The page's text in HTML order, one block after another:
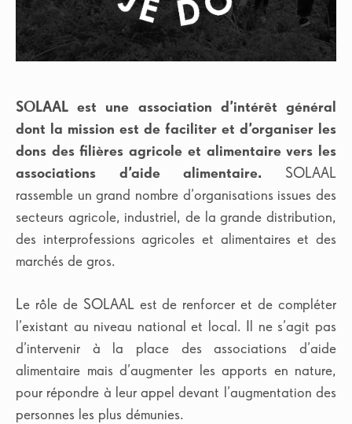
Japan Malaysia
Russia South Africa
Spain Turkey
United Kingdom
SOLAAL est une association d’intérêt général
dont la mission est de faciliter et d’organiser les
dons des filières agricole et alimentaire vers les
associations d’aide alimentaire. SOLAAL
rassemble un grand nombre d’organisations issues des
secteurs agricole, industriel, de la grande distribution,
des interprofessions agricoles et alimentaires et des
marchés de gros.
Le rôle de SOLAAL est de renforcer et de compléter
l’existant au niveau national et local. Il ne s’agit pas
d’intervenir à la place des associations d’aide
alimentaire mais d’augmenter les apports en nature,
pour répondre à leur appel devant l’augmentation des
personnes les plus démunies.
Auteurs
Marie Casile Laurent(31)
Xavier Fournat